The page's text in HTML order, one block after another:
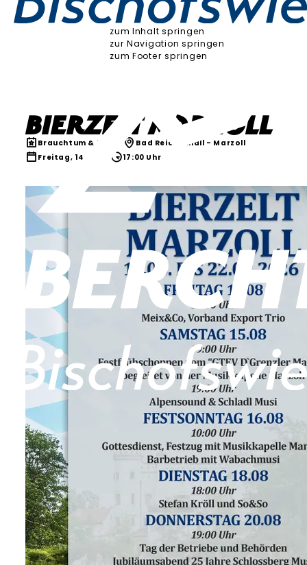
zum Inhalt springen
zur Navigation springen
zum Footer springen
Bierzelt Marzoll
Brauchtum & Kultur
Bad Reichenhall - Marzoll
Freitag, 14.08.26
17:00 Uhr